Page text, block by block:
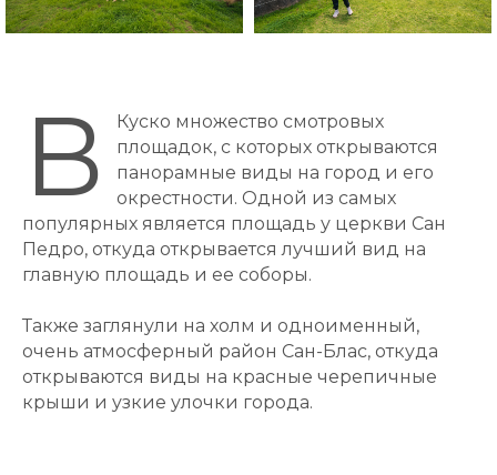
В
Куско множество смотровых
площадок, с которых открываются
панорамные виды на город и его
окрестности. Одной из самых
популярных является площадь у церкви Сан
Педро, откуда открывается лучший вид на
главную площадь и ее соборы.
Также заглянули на холм и одноименный,
очень атмосферный район Сан-Блас, откуда
открываются виды на красные черепичные
крыши и узкие улочки города.